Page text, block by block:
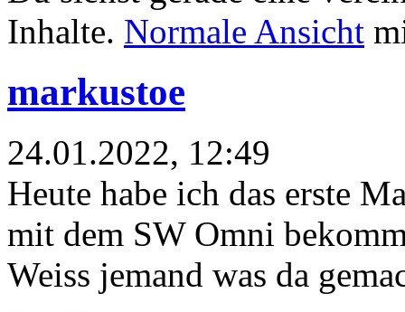
Inhalte. Normale Ansicht
markustoe
24.01.2022, 12:49
Heute habe ich das erste
mit dem SW Omni
Weiss jemand was da